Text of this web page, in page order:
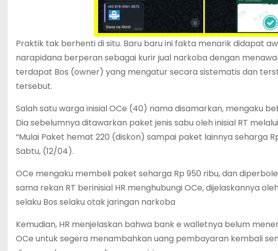
Praktik tak berhenti di situ. Baru baru ini fakta menarik didapat
narapidana berperan sebagai kurir jual narkoba dengan
terdapat Bos (owner) yang mengatur secara sistematis dan
tersebut.
Salah satu warga inisial OCe (40) nama disamarkan, mengaku
Dia sebelumnya ditawarkan paket jenis sabu oleh inisial RT
“Mulai Paket hemat 220 (diskon) sampai paket lainnya seharga
Sabtu, (12/04).
OCe mengaku membeli paket seharga Rp 950 ribu, dan
sama rekan RT berinisial HR menghubungi OCe, dijelaskannya
selaku Bos selaku otak jaringan narkoba
Kemudian, HR menjelaskan bahwa bank e walletnya belum
OCe untuk segera menambahkan uang pembayaran kembali